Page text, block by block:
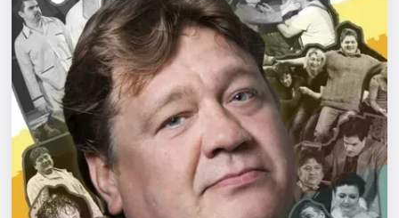
Экскурсии
Спорт
События
Города
Площадки